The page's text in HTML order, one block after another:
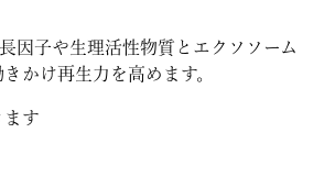
因子や生理活性物質とエクソソーム
かけ再生力を高めます。
ます